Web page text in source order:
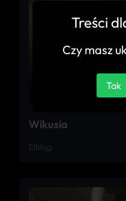
Wikusia
Elbląg
Treści
Czy masz
Tak